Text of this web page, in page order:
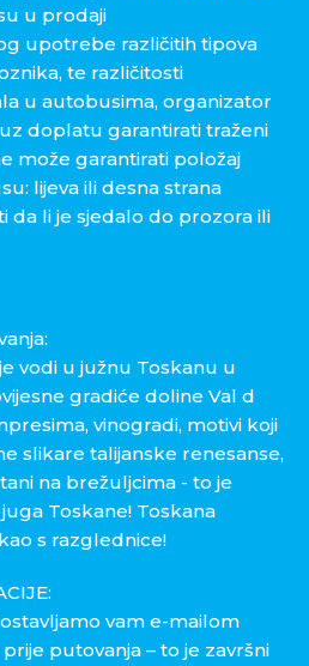
u prodaji
upotrebe različitih tipova
te različitosti
u autobusima, organizator
doplatu garantirati traženi
može garantirati položaj
lijeva ili desna strana
da li je sjedalo do prozora ili
vodi u južnu Toskanu u
gradiće doline Val d
vinogradi, motivi koji
slikare talijanske renesanse,
na brežuljcima - to je
Toskane! Toskana
s razglednice!
vam e-mailom
putovanja – to je završni